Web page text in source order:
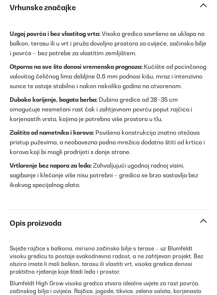
Vrhunske značajke
Uzgoj povrća i bez vlastitog vrta: Visoka gredica savršeno se uklapa na
balkon, terasu ili u vrt i pruža dovoljno prostora za cvijeće, začinsko bilje
i povrće – bez potrebe za vlastitim zemljištem.
Otporna na sve što donosi vremenska prognoza: Kućište od pocinčanog
valovitog čeličnog lima debljine 0,6 mm podnosi kišu, mraz i intenzivno
sunce te ostaje stabilno i nakon nekoliko godina na otvorenom.
Duboko korijenje, bogata berba: Dubina gredice od 28–35 cm
omogućuje nesmetani rast čak i zahtjevnom povrću poput rajčica i
korjenastih vrsta, kojima je potrebno više prostora u tlu.
Zaštita od nametnika i korova: Povišena konstrukcija znatno otežava
pristup puževima, a neobavezna podna mrežica dodatno štiti od krtica i
korova koji bi mogli prodrijeti s donje strane.
Vrtlarenje bez napora za leđa: Zahvaljujući ugodnoj radnoj visini,
sagibanje i klečanje više nisu potrebni – gredica se brzo sastavlja bez
ikakvog specijalnog alata.
Opis proizvoda
Svježe rajčice s balkona, mirisno začinsko bilje s terase – uz Blumfeldt
visoku gredicu to postaje svakodnevna radost, a ne zahtjevan projekt. Bez
obzira imate li mali balkon, terasu ili vlastiti vrt, visoka gredica donosi
praktično rješenje koje štedi leđa i prostor.
Blumfeldt High Grow visoka gredica stvara idealne uvjete za rast povrća,
začinskog bilja i cvijeća. Rajčice, jagode, tikvice, zelena salata, korjenasto